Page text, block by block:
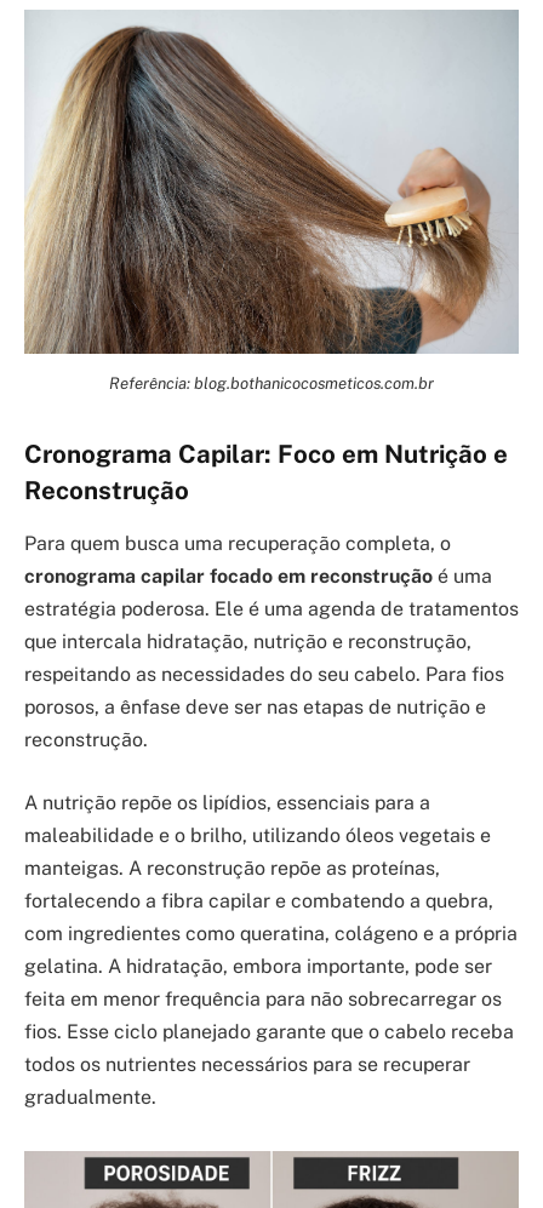
Referência: blog.bothanicocosmeticos.com.br
Cronograma Capilar: Foco em Nutrição e
Reconstrução
Para quem busca uma recuperação completa, o
cronograma capilar focado em reconstrução é uma
estratégia poderosa. Ele é uma agenda de tratamentos
que intercala hidratação, nutrição e reconstrução,
respeitando as necessidades do seu cabelo. Para fios
porosos, a ênfase deve ser nas etapas de nutrição e
reconstrução.
A nutrição repõe os lipídios, essenciais para a
maleabilidade e o brilho, utilizando óleos vegetais e
manteigas. A reconstrução repõe as proteínas,
fortalecendo a fibra capilar e combatendo a quebra,
com ingredientes como queratina, colágeno e a própria
gelatina. A hidratação, embora importante, pode ser
feita em menor frequência para não sobrecarregar os
fios. Esse ciclo planejado garante que o cabelo receba
todos os nutrientes necessários para se recuperar
gradualmente.